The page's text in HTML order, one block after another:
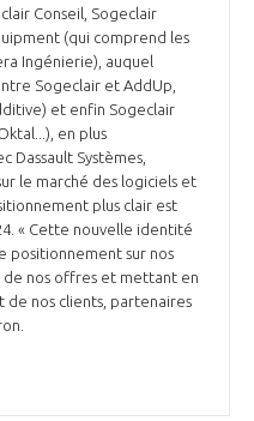
Conseil, Sogeclair
(qui comprend les
Ingénierie), auquel
Sogeclair et AddUp,
et enfin Sogeclair
en plus
Dassault Systèmes,
le marché des logiciels et
plus clair est
« Cette nouvelle identité
positionnement sur nos
de nos offres et mettant en
de nos clients, partenaires